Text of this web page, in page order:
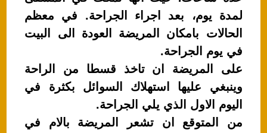
لمدة يوم، بعد اجراء الجراحة. في معظم
الحالات بامكان المريضة العودة الى البيت
في يوم الجراحة.
على المريضة ان تاخذ قسطا من الراحة
وينبغي عليها استهلاك السوائل بكثرة في
اليوم الاول الذي يلي الجراحة.
من المتوقع ان تشعر المريضة بالام في